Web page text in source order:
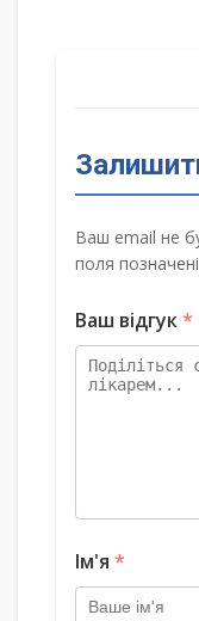
Ваш email не
поля
Ваш відгук*
Ім'я *